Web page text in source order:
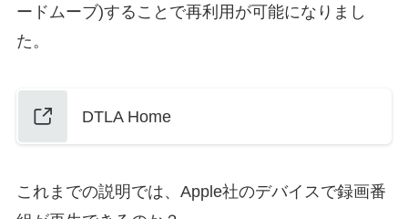
ードムーブ)することで再利用が可能になりまし
た。
DTLA Home
これまでの説明では、Apple社のデバイスで録画番